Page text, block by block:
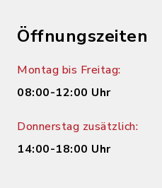
Öffnungszeiten
Montag bis Freitag:
08:00-12:00 Uhr
Donnerstag zusätzlich:
14:00-18:00 Uhr